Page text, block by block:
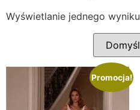
Wyświetlanie jednego wyniku
Promocja!